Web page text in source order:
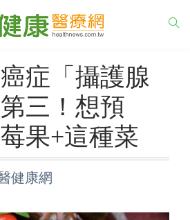
症「攝護腺
三！想預
果+這種菜
健康網